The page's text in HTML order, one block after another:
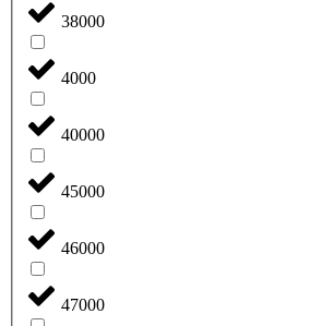
38000
4000
40000
45000
46000
47000